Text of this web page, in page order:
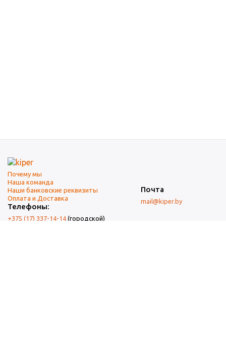
Почему мы
Наша команда
Наши банковские реквизиты
Оплата и Доставка
Телефоны:
+375 (17) 337-14-14 (городской)
Почта
mail@kiper.by